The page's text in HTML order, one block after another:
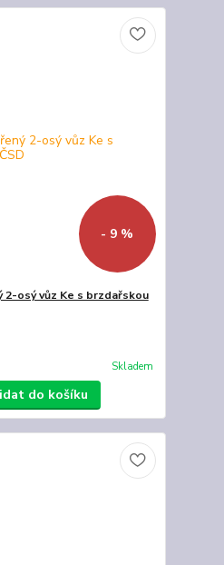
- 9 %
osý vůz Ke s brzdařskou
Skladem
do košíku